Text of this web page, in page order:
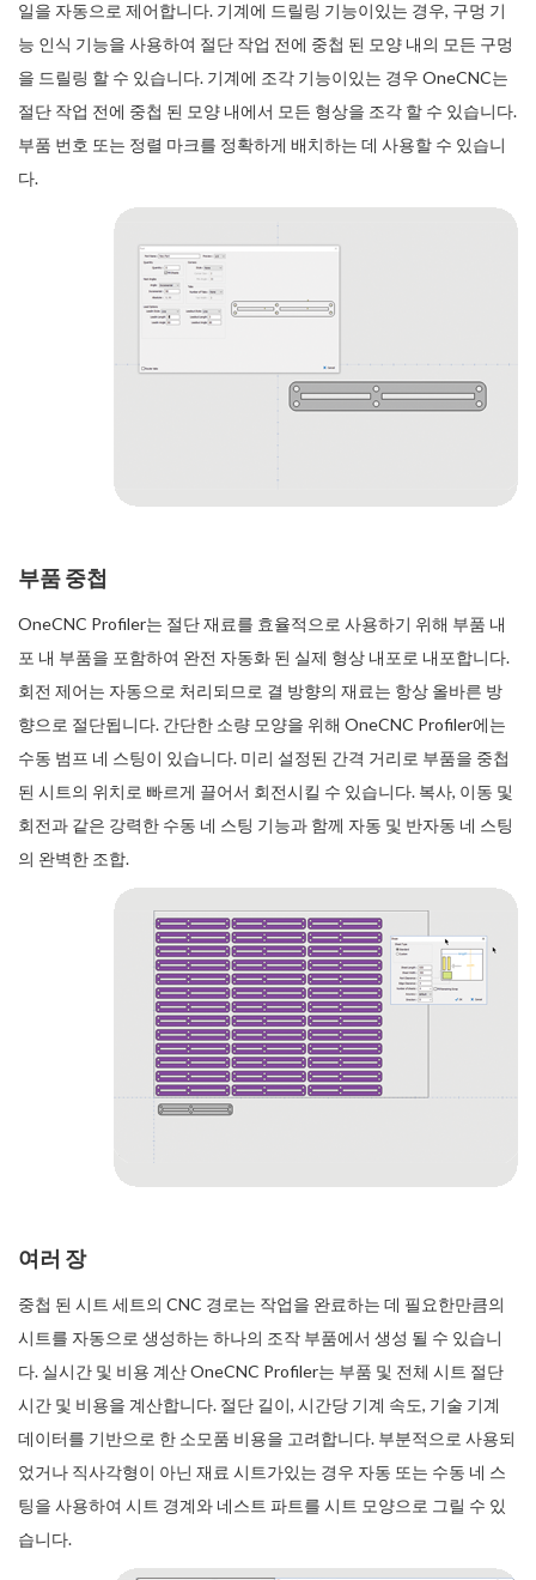
일을 자동으로 제어합니다. 기계에 드릴링 기능이있는 경우, 구멍 기
능 인식 기능을 사용하여 절단 작업 전에 중첩 된 모양 내의 모든 구멍
을 드릴링 할 수 있습니다. 기계에 조각 기능이있는 경우 OneCNC는
절단 작업 전에 중첩 된 모양 내에서 모든 형상을 조각 할 수 있습니다.
부품 번호 또는 정렬 마크를 정확하게 배치하는 데 사용할 수 있습니
다.
부품 중첩
OneCNC Profiler는 절단 재료를 효율적으로 사용하기 위해 부품 내
포 내 부품을 포함하여 완전 자동화 된 실제 형상 내포로 내포합니다.
회전 제어는 자동으로 처리되므로 결 방향의 재료는 항상 올바른 방
향으로 절단됩니다. 간단한 소량 모양을 위해 OneCNC Profiler에는
수동 범프 네 스팅이 있습니다. 미리 설정된 간격 거리로 부품을 중첩
된 시트의 위치로 빠르게 끌어서 회전시킬 수 있습니다. 복사, 이동 및
회전과 같은 강력한 수동 네 스팅 기능과 함께 자동 및 반자동 네 스팅
의 완벽한 조합.
여러 장
중첩 된 시트 세트의 CNC 경로는 작업을 완료하는 데 필요한만큼의
시트를 자동으로 생성하는 하나의 조작 부품에서 생성 될 수 있습니
다. 실시간 및 비용 계산 OneCNC Profiler는 부품 및 전체 시트 절단
시간 및 비용을 계산합니다. 절단 길이, 시간당 기계 속도, 기술 기계
데이터를 기반으로 한 소모품 비용을 고려합니다. 부분적으로 사용되
었거나 직사각형이 아닌 재료 시트가있는 경우 자동 또는 수동 네 스
팅을 사용하여 시트 경계와 네스트 파트를 시트 모양으로 그릴 수 있
습니다.